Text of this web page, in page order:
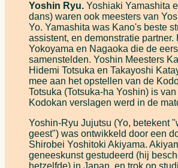
Yoshin Ryu. Yoshiaki Yamashita
dans) waren ook meesters van
Yo. Yamashita was Kano's beste
assistent, en demonstratie partner.
Yokoyama en Nagaoka die de
samenstelden. Yoshin Meesters
Hidemi Totsuka en Takayoshi
mee aan het opstellen van de
Totsuka (Totsuka-ha Yoshin) is
Kodokan verslagen werd in de
Yoshin-Ryu Jujutsu (Yo, betekent
geest") was ontwikkeld door een
Shirobei Yoshitoki Akiyama.
geneeskunst gestudeerd (hij
hetzelfde) in Japan, en trok op